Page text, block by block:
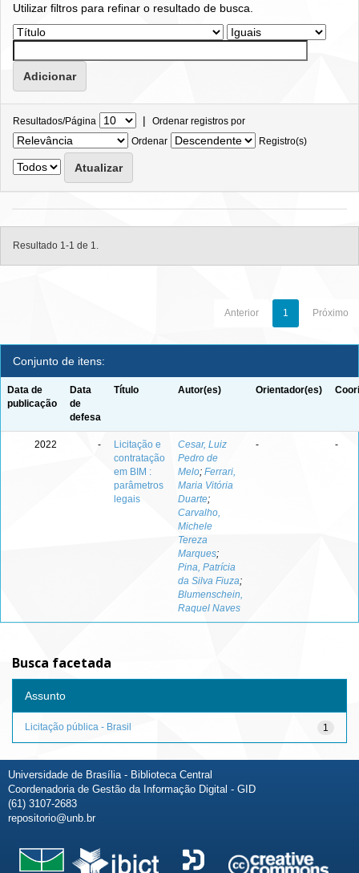
Utilizar filtros para refinar o resultado de busca.
Resultados/Página | Ordenar registros por
Ordenar
Registro(s)
Resultado 1-1 de 1.
Anterior 1 Próximo
Conjunto de itens:
Data de
publicação
Data
de
defesa
Título Autor(es) Orientador(es)
2022 -
Licitação e
contratação
em BIM :
parâmetros
legais
Cesar, Luiz
Pedro de
Melo; Ferrari,
Maria Vitória
Duarte;
Carvalho,
Michele
Tereza
Marques;
Pina, Patrícia
da Silva Fiuza;
Blumenschein,
Raquel Naves
- -
Busca facetada
Assunto
1
Licitação pública - Brasil
Universidade de Brasília - Biblioteca Central
Coordenadoria de Gestão da Informação Digital - GID
(61) 3107-2683
repositorio@unb.br